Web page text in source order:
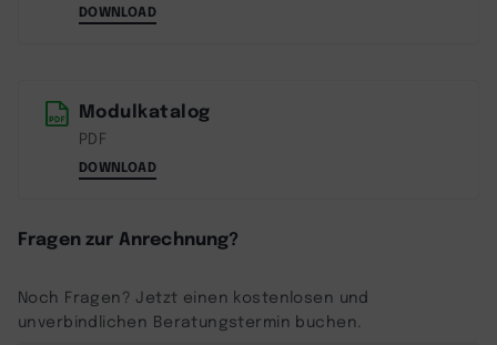
DOWNLOAD
Modulkatalog
PDF
DOWNLOAD
Fragen zur Anrechnung?
Noch Fragen? Jetzt einen kostenlosen und
unverbindlichen Beratungstermin buchen.